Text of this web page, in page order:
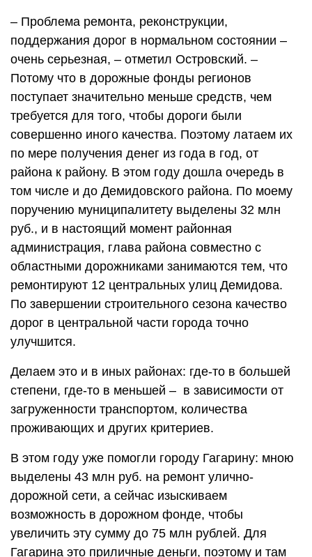
– Проблема ремонта, реконструкции,
поддержания дорог в нормальном состоянии –
очень серьезная, – отметил Островский. –
Потому что в дорожные фонды регионов
поступает значительно меньше средств, чем
требуется для того, чтобы дороги были
совершенно иного качества. Поэтому латаем их
по мере получения денег из года в год, от
района к району. В этом году дошла очередь в
том числе и до Демидовского района. По моему
поручению муниципалитету выделены 32 млн
руб., и в настоящий момент районная
администрация, глава района совместно с
областными дорожниками занимаются тем, что
ремонтируют 12 центральных улиц Демидова.
По завершении строительного сезона качество
дорог в центральной части города точно
улучшится.
Делаем это и в иных районах: где-то в большей
степени, где-то в меньшей – в зависимости от
загруженности транспортом, количества
проживающих и других критериев.
В этом году уже помогли городу Гагарину: мною
выделены 43 млн руб. на ремонт улично-
дорожной сети, а сейчас изыскиваем
возможность в дорожном фонде, чтобы
увеличить эту сумму до 75 млн рублей. Для
Гагарина это приличные деньги, поэтому и там